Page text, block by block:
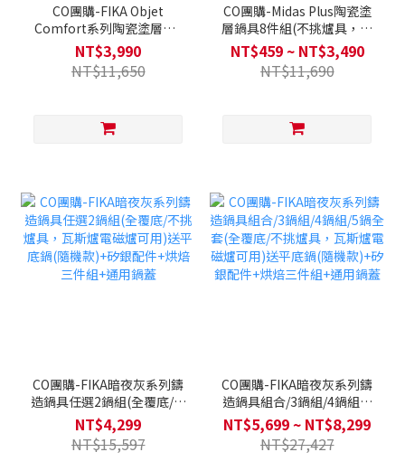
CO團購-FIKA Objet
Comfort系列陶瓷塗層鍋7
件組-珊瑚橘(噴砂全覆底，
不挑爐具)
NT$3,990
NT$11,650
CO團購-Midas Plus陶瓷塗
層鍋具8件組(不挑爐具，瓦
斯爐電磁爐可用) -三色可選
/ 多用途可攜式保溫保冷提
背袋
NT$459 ~ NT$3,490
NT$11,690
CO團購-FIKA暗夜灰系列鑄
造鍋具任選2鍋組(全覆底/不
挑爐具，瓦斯爐電磁爐可用)
送平底鍋(隨機款)+矽銀配件
+烘焙三件組+通用鍋蓋
NT$4,299
NT$15,597
CO團購-FIKA暗夜灰系列鑄
造鍋具組合/3鍋組/4鍋組/5
鍋全套(全覆底/不挑爐具，
瓦斯爐電磁爐可用)送平底鍋
(隨機款)+矽銀配件+烘焙三
NT$5,699 ~ NT$8,299
NT$27,427